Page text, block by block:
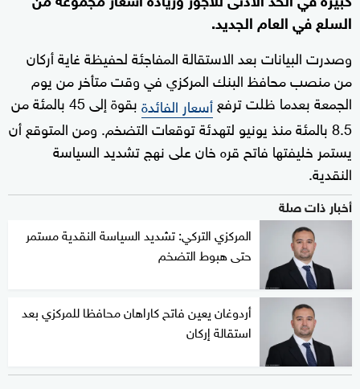
السلع في العام الجديد.
وصدرت البيانات بعد الاستقالة المفاجئة لحفيظة غاية أركان
من منصب محافظ البنك المركزي في وقت متأخر من يوم
الجمعة بعدما ظلت ترفعأسعار الفائدة
بقوة إلى 45 بالمئة من
8.5 بالمئة منذ يونيو لتهدئة توقعات التضخم. ومن المتوقع أن
يستمر خليفتها فاتح قره خان على نهج تشديد السياسة
النقدية.
أخبار ذات صلة
المركزي التركي: تشديد السياسة النقدية مستمر
حتى هبوط التضخم
أردوغان يعين فاتح كاراهان محافظا للمركزي بعد
استقالة إركان